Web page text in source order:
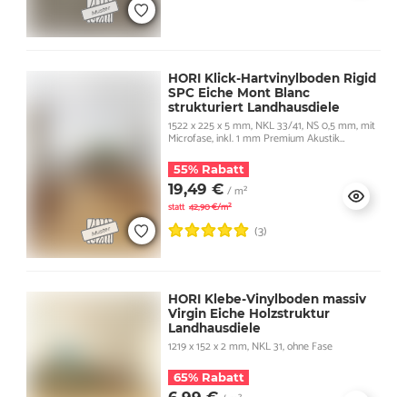
HORI Klick-Hartvinylboden Rigid
SPC Eiche Mont Blanc
strukturiert Landhausdiele
1522 x 225 x 5 mm, NKL 33/41, NS 0,5 mm, mit
Microfase, inkl. 1 mm Premium Akustik
55% Rabatt
19,49 € / m²
statt 42,90 €/m²
(3)
HORI Klebe-Vinylboden massiv
Virgin Eiche Holzstruktur
Landhausdiele
1219 x 152 x 2 mm, NKL 31, ohne Fase
65% Rabatt